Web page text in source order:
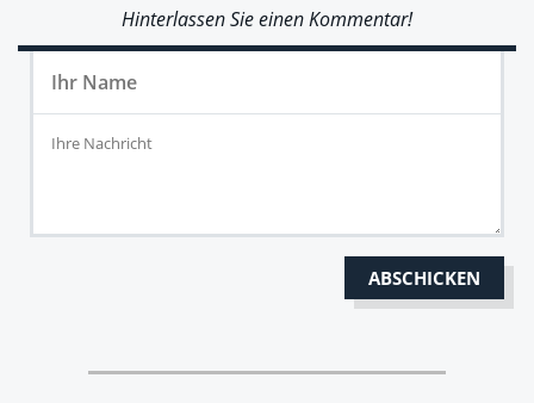
Hinterlassen Sie einen Kommentar!